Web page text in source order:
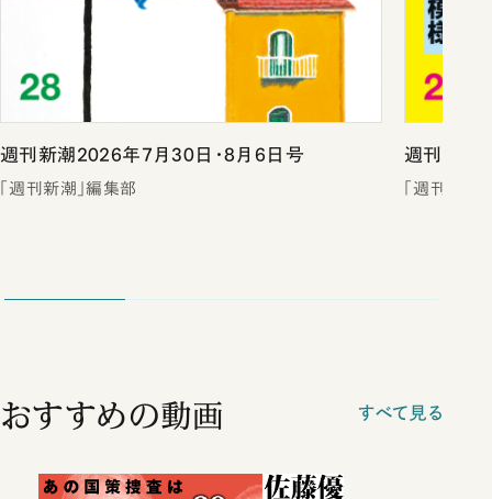
週刊新潮2026年7月30日・8月6日号
「週刊新潮」編集部
週刊新潮
「週刊新潮
おすすめの動画 すべて見る